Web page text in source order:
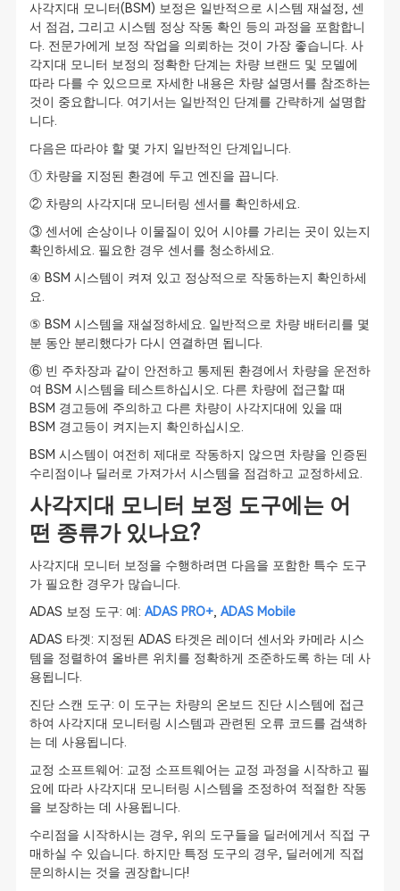
사각지대 모니터(BSM) 보정은 일반적으로 시스템 재설정, 센
서 점검, 그리고 시스템 정상 작동 확인 등의 과정을 포함합니
다. 전문가에게 보정 작업을 의뢰하는 것이 가장 좋습니다. 사
각지대 모니터 보정의 정확한 단계는 차량 브랜드 및 모델에
따라 다를 수 있으므로 자세한 내용은 차량 설명서를 참조하는
것이 중요합니다. 여기서는 일반적인 단계를 간략하게 설명합
니다.
다음은 따라야 할 몇 가지 일반적인 단계입니다.
① 차량을 지정된 환경에 두고 엔진을 끕니다.
② 차량의 사각지대 모니터링 센서를 확인하세요.
③ 센서에 손상이나 이물질이 있어 시야를 가리는 곳이 있는지
확인하세요. 필요한 경우 센서를 청소하세요.
④ BSM 시스템이 켜져 있고 정상적으로 작동하는지 확인하세
요.
⑤ BSM 시스템을 재설정하세요. 일반적으로 차량 배터리를 몇
분 동안 분리했다가 다시 연결하면 됩니다.
⑥ 빈 주차장과 같이 안전하고 통제된 환경에서 차량을 운전하
여 BSM 시스템을 테스트하십시오. 다른 차량에 접근할 때
BSM 경고등에 주의하고 다른 차량이 사각지대에 있을 때
BSM 경고등이 켜지는지 확인하십시오.
BSM 시스템이 여전히 제대로 작동하지 않으면 차량을 인증된
수리점이나 딜러로 가져가서 시스템을 점검하고 교정하세요.
사각지대 모니터 보정 도구에는 어
떤 종류가 있나요?
사각지대 모니터 보정을 수행하려면 다음을 포함한 특수 도구
가 필요한 경우가 많습니다.
ADAS 보정 도구: 예: ADAS PRO+, ADAS Mobile
ADAS 타겟: 지정된 ADAS 타겟은 레이더 센서와 카메라 시스
템을 정렬하여 올바른 위치를 정확하게 조준하도록 하는 데 사
용됩니다.
진단 스캔 도구: 이 도구는 차량의 온보드 진단 시스템에 접근
하여 사각지대 모니터링 시스템과 관련된 오류 코드를 검색하
는 데 사용됩니다.
교정 소프트웨어: 교정 소프트웨어는 교정 과정을 시작하고 필
요에 따라 사각지대 모니터링 시스템을 조정하여 적절한 작동
을 보장하는 데 사용됩니다.
수리점을 시작하시는 경우, 위의 도구들을 딜러에게서 직접 구
매하실 수 있습니다. 하지만 특정 도구의 경우, 딜러에게 직접
문의하시는 것을 권장합니다!